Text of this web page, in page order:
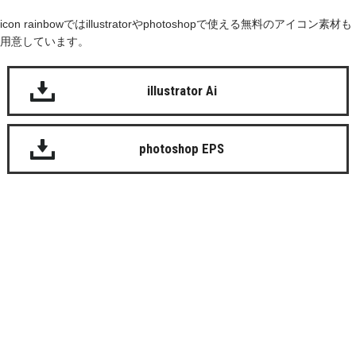
icon rainbowではillustratorやphotoshopで使える無料のアイコン素材も
用意しています。
illustrator Ai
photoshop EPS